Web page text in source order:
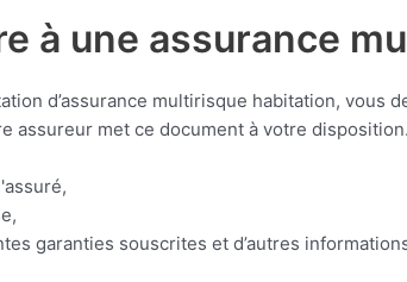
à une assurance
d’assurance multirisque habitation, vous
assureur met ce document à votre
garanties souscrites et d’autres